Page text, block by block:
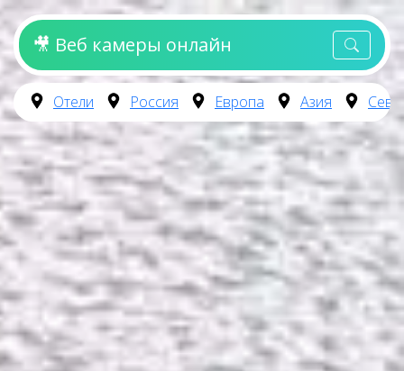
🎥 Веб камеры онлайн
Отели Россия Европа Азия